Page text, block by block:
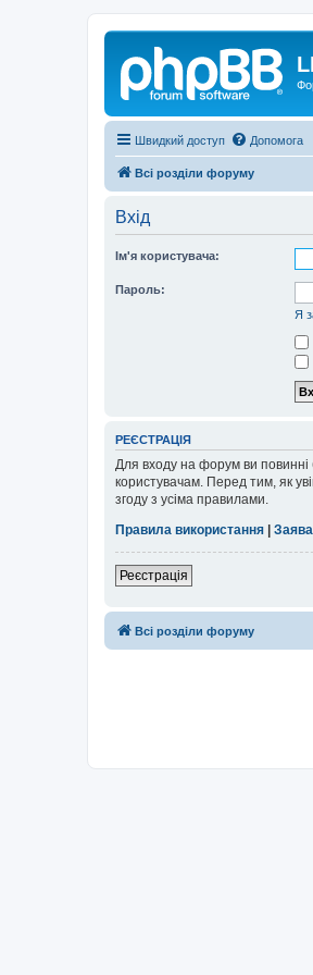
Швидкий доступ Допомога
Всі розділи форуму
Вхід
Ім'я користувача:
Пароль:
Я
РЕЄСТРАЦІЯ
Для входу на форум ви повинні
користувачам. Перед тим, як
згоду з усіма правилами.
Правила використання
Заява
Реєстрація
Всі розділи форуму